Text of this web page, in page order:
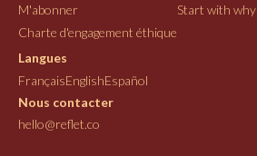
M'abonner
Start with why
Charte d'engagement éthique
Langues
FrançaisEnglishEspañol
Nous contacter
hello@reflet.co